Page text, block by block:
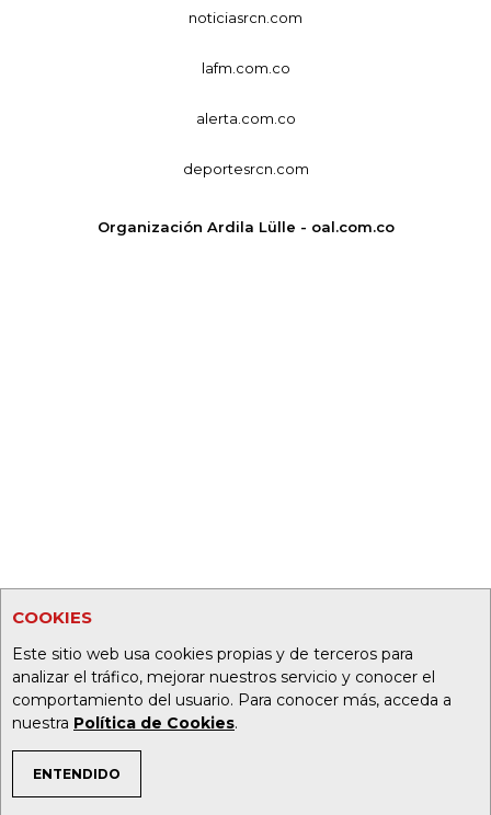
COOKIES
Este sitio web usa cookies propias y de terceros para
analizar el tráfico, mejorar nuestros servicio y conocer el
comportamiento del usuario. Para conocer más, acceda a
nuestra Política de Cookies.
ENTENDIDO
TEMAS DE INTERÉS
noticiasrcn.com
lafm.com.co
alerta.com.co
deportesrcn.com
Organización Ardila Lülle - oal.com.co